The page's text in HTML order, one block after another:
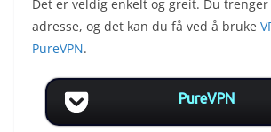
Det er veldig enkelt og greit. Du
adresse, og det kan du få ved å bruke
PureVPN.
PureVPN